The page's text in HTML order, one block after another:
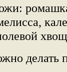
делать